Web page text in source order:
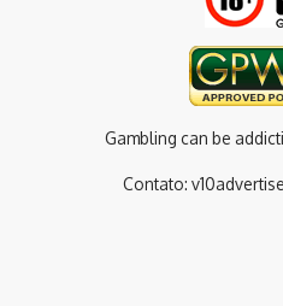
Gambling can be
Contato: